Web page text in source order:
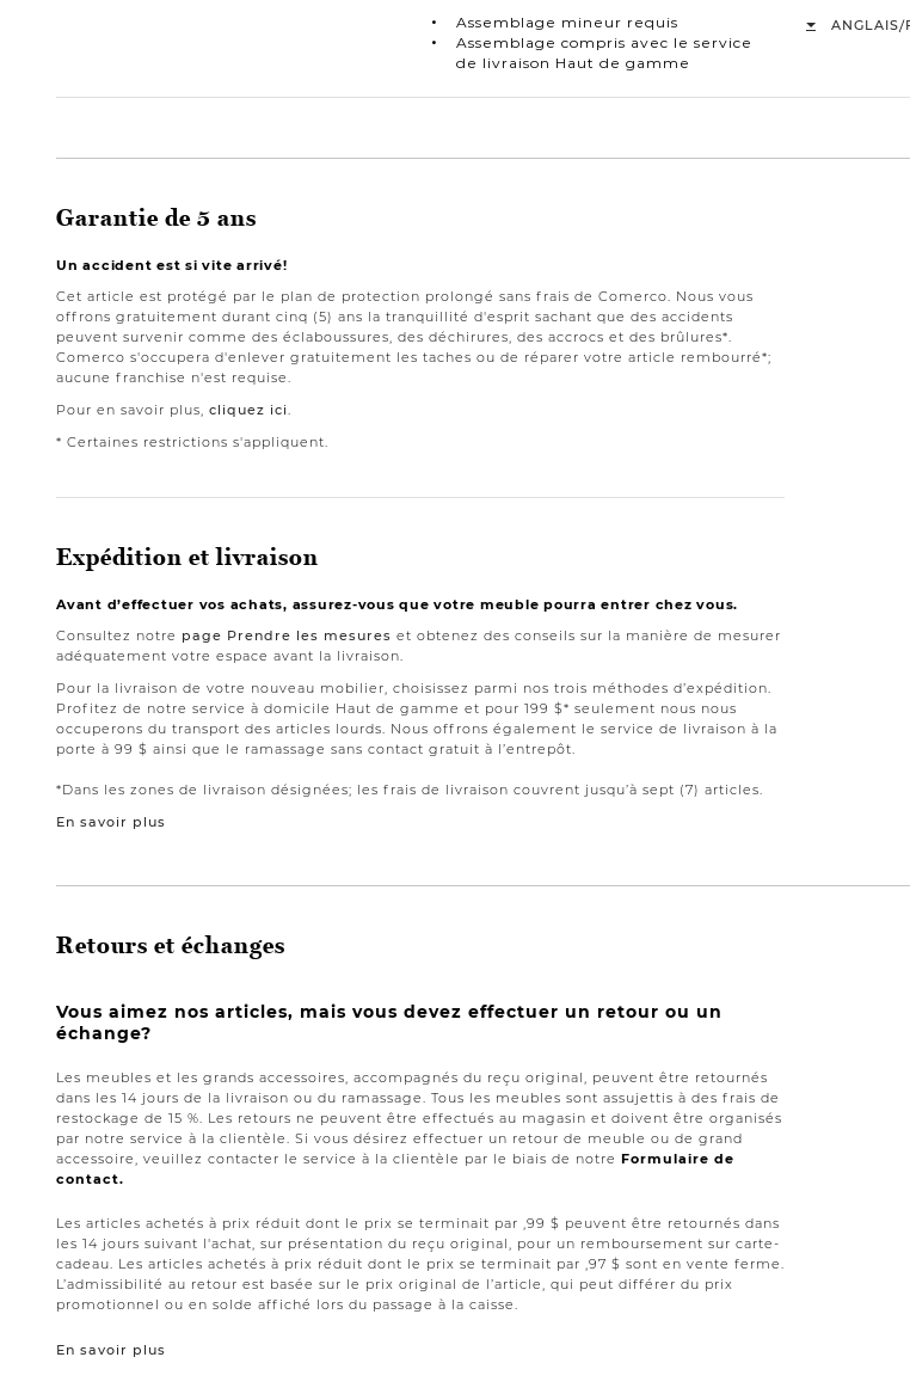
Assemblage mineur requis
Assemblage compris avec le service
de livraison Haut de gamme
ANGLAIS/
Garantie de 5 ans
Un accident est si vite arrivé!
Cet article est protégé par le plan de protection prolongé sans frais de Comerco. Nous vous
offrons gratuitement durant cinq (5) ans la tranquillité d'esprit sachant que des accidents
peuvent survenir comme des éclaboussures, des déchirures, des accrocs et des brûlures*.
Comerco s'occupera d'enlever gratuitement les taches ou de réparer votre article rembourré*;
aucune franchise n'est requise.
Pour en savoir plus, cliquez ici.
* Certaines restrictions s'appliquent.
Expédition et livraison
Avant d’effectuer vos achats, assurez-vous que votre meuble pourra entrer chez vous.
Consultez notre page Prendre les mesures et obtenez des conseils sur la manière de mesurer
adéquatement votre espace avant la livraison.
Pour la livraison de votre nouveau mobilier, choisissez parmi nos trois méthodes d’expédition.
Profitez de notre service à domicile Haut de gamme et pour 199 $* seulement nous nous
occuperons du transport des articles lourds. Nous offrons également le service de livraison à la
porte à 99 $ ainsi que le ramassage sans contact gratuit à l’entrepôt.
*Dans les zones de livraison désignées; les frais de livraison couvrent jusqu’à sept (7) articles.
En savoir plus
Retours et échanges
Vous aimez nos articles, mais vous devez effectuer un retour ou un
échange?
Les meubles et les grands accessoires, accompagnés du reçu original, peuvent être retournés
dans les 14 jours de la livraison ou du ramassage. Tous les meubles sont assujettis à des frais de
restockage de 15 %. Les retours ne peuvent être effectués au magasin et doivent être organisés
par notre service à la clientèle. Si vous désirez effectuer un retour de meuble ou de grand
accessoire, veuillez contacter le service à la clientèle par le biais de notre Formulaire de
contact.
Les articles achetés à prix réduit dont le prix se terminait par ,99 $ peuvent être retournés dans
les 14 jours suivant l'achat, sur présentation du reçu original, pour un remboursement sur carte-
cadeau. Les articles achetés à prix réduit dont le prix se terminait par ,97 $ sont en vente ferme.
L’admissibilité au retour est basée sur le prix original de l’article, qui peut différer du prix
promotionnel ou en solde affiché lors du passage à la caisse.
En savoir plus